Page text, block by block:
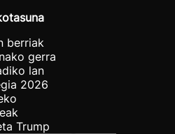
berriak
gerra
lan
2026
Trump